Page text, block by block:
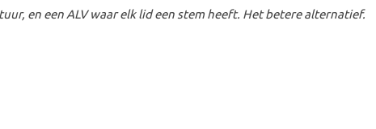
en een ALV waar elk lid een stem heeft. Het betere alternatief.